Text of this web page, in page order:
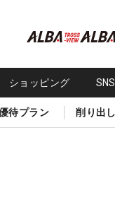
ショッピング
待プラン 削り出